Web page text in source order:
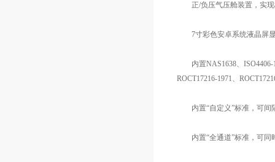
正/负压气压舱装置，实现
7寸彩色安卓系统液晶屏显
内置NAS1638、ISO4406-
ROCT17216-1971、
内置“自定义”标准，可间隔
内置“全通道”标准，可同